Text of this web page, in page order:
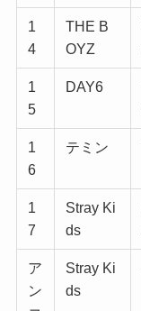
1
4
THE B
OYZ
1
5
DAY6
1
6
テミン
1
7
Stray Ki
ds
ア
ン
Stray Ki
ds